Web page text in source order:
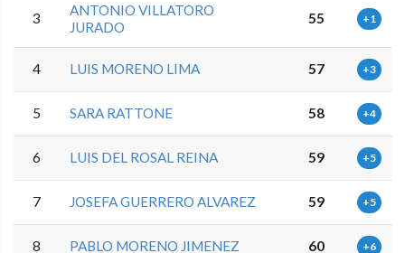
3
ANTONIO VILLATORO
JURADO
55 +1
4 LUIS MORENO LIMA 57 +3
5 SARA RATTONE 58 +4
6 LUIS DEL ROSAL REINA 59 +5
7 JOSEFA GUERRERO ALVAREZ 59 +5
8 PABLO MORENO JIMENEZ 60 +6